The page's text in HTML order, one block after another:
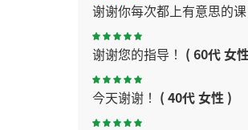
谢谢你每次都上有意思的课
谢谢您的指导！ ( 60代 女
今天谢谢！ ( 40代 女性 )